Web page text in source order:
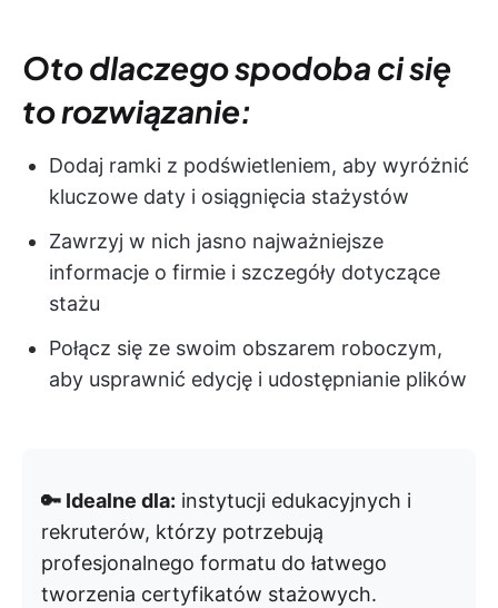
Oto dlaczego spodoba ci się
to rozwiązanie:
Dodaj ramki z podświetleniem, aby wyróżnić
kluczowe daty i osiągnięcia stażystów
Zawrzyj w nich jasno najważniejsze
informacje o firmie i szczegóły dotyczące
stażu
Połącz się ze swoim obszarem roboczym,
aby usprawnić edycję i udostępnianie plików
🔑 Idealne dla: instytucji edukacyjnych i
rekruterów, którzy potrzebują
profesjonalnego formatu do łatwego
tworzenia certyfikatów stażowych.